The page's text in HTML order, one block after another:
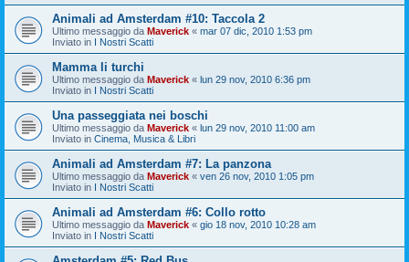
Animali ad Amsterdam #10: Taccola 2
Ultimo messaggio da Maverick « mar 07 dic, 2010 1:53 pm
Inviato in I Nostri Scatti
Mamma li turchi
Ultimo messaggio da Maverick « lun 29 nov, 2010 6:36 pm
Inviato in I Nostri Scatti
Una passeggiata nei boschi
Ultimo messaggio da Maverick « lun 29 nov, 2010 11:00 am
Inviato in Cinema, Musica & Libri
Animali ad Amsterdam #7: La panzona
Ultimo messaggio da Maverick « ven 26 nov, 2010 1:05 pm
Inviato in I Nostri Scatti
Animali ad Amsterdam #6: Collo rotto
Ultimo messaggio da Maverick « gio 18 nov, 2010 10:28 am
Inviato in I Nostri Scatti